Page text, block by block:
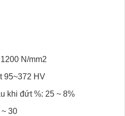
N/mm2
95~372 HV
khi đứt %: 25 ~ 8%
30